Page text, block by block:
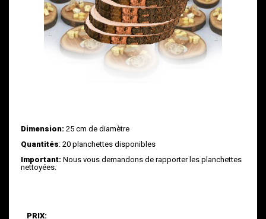
Dimension: 25 cm de diamètre
Quantités: 20 planchettes disponibles
Important: Nous vous demandons de rapporter les planchettes
nettoyées.
PRIX: